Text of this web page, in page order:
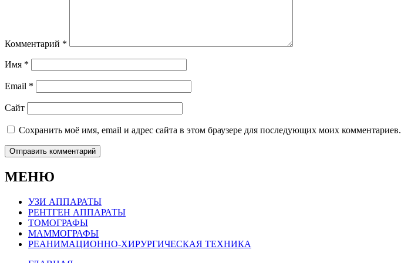
Комментарий *
Имя *
Email *
Сайт
Сохранить моё имя, email и адрес сайта в этом браузере для последующих моих комментариев.
МЕНЮ
УЗИ АППАРАТЫ
РЕНТГЕН АППАРАТЫ
ТОМОГРАФЫ
МАММОГРАФЫ
РЕАНИМАЦИОННО-ХИРУРГИЧЕСКАЯ ТЕХНИКА